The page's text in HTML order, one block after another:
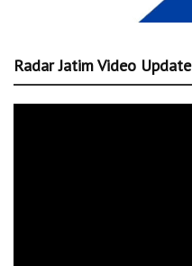
Radar Jatim Video Update